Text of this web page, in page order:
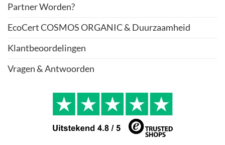
Partner Worden?
EcoCert COSMOS ORGANIC & Duurzaamheid
Klantbeoordelingen
Vragen & Antwoorden